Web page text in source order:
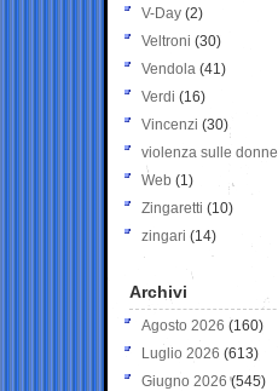
V-Day (2)
Veltroni (30)
Vendola (41)
Verdi (16)
Vincenzi (30)
violenza sulle donne
Web (1)
Zingaretti (10)
zingari (14)
Archivi
Agosto 2026 (160)
Luglio 2026 (613)
Giugno 2026 (545)